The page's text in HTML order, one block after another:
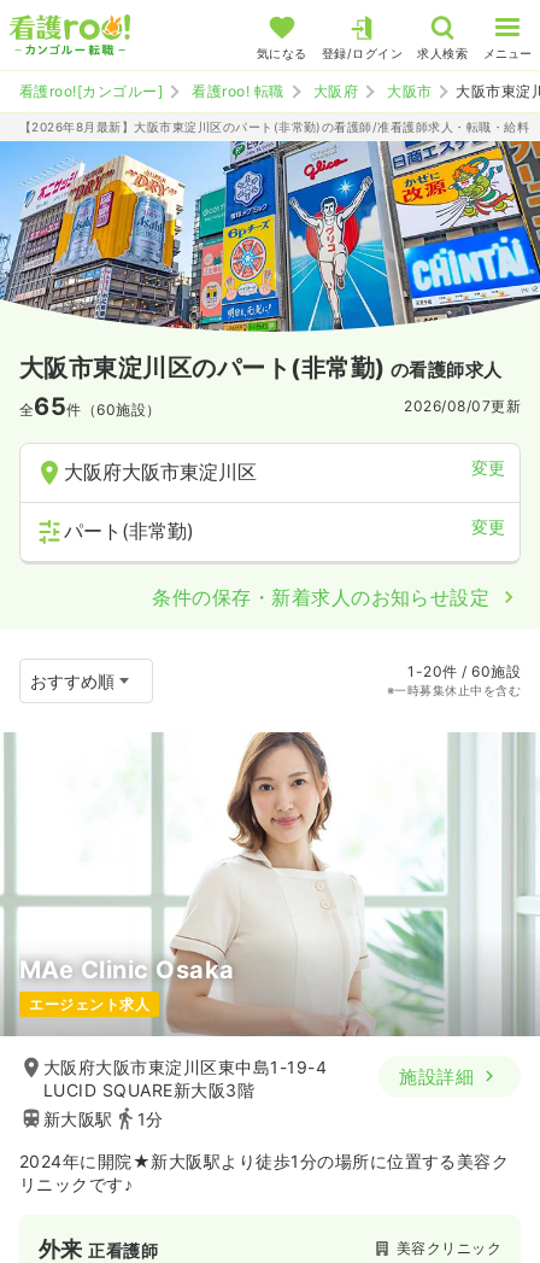
気になる 登録/ログイン 求人検索 メニュー
看護roo![カンゴルー] 看護roo! 転職 大阪府 大阪市 大阪市東淀
【2026年8月最新】大阪市東淀川区のパート(非常勤)の看護師/准看護師求人・転職・給料
大阪市東淀川区のパート(非常勤) の看護師求人
全65件（60施設） 2026/08/07更新
大阪府大阪市東淀川区 変更
パート(非常勤) 変更
条件の保存・新着求人のお知らせ設定
1-20件 / 60施設
※一時募集休止中を含む
MAe Clinic Osaka
エージェント求人
大阪府大阪市東淀川区東中島1-19-4
LUCID SQUARE新大阪3階
新大阪駅
1分
施設詳細
2024年に開院★新大阪駅より徒歩1分の場所に位置する美容ク
リニックです♪
外来正看護師 美容クリニック